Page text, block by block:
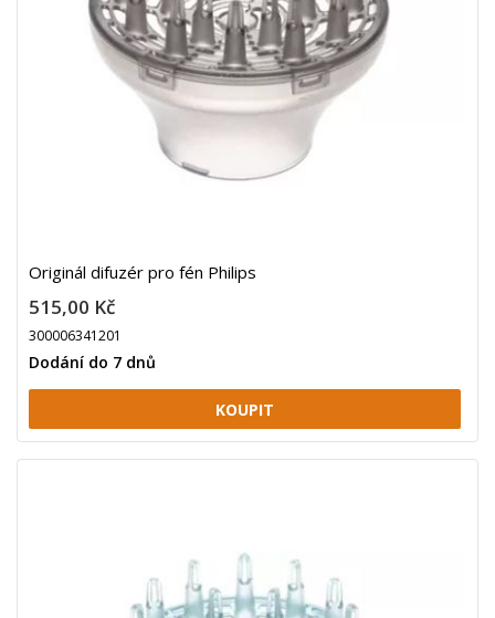
Originál difuzér pro fén Philips
515,00 Kč
300006341201
Dodání do 7 dnů